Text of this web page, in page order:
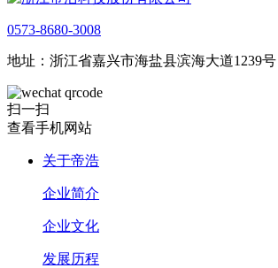
0573-8680-3008
地址：浙江省嘉兴市海盐县滨海大道1239号
扫一扫
查看手机网站
关于帝浩
企业简介
企业文化
发展历程